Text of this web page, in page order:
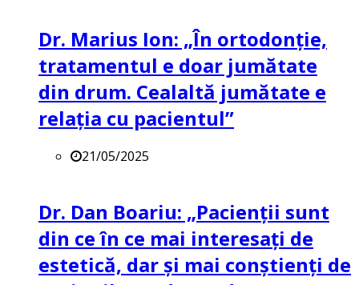
Dr. Marius Ion: „În ortodonție,
tratamentul e doar jumătate
din drum. Cealaltă jumătate e
relația cu pacientul”
21/05/2025
Dr. Dan Boariu: „Pacienții sunt
din ce în ce mai interesați de
estetică, dar și mai conștienți de